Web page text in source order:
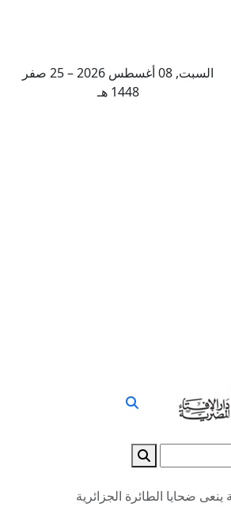
السبت, 08 أغسطس 2026 – 25 صفر
1448 هـ
ضحايا الطائرة الجزائرية